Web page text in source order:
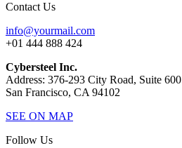
Contact Us
info@yourmail.com
+01 444 888 424
Cybersteel Inc.
Address: 376-293 City Road, Suite 600
San Francisco, CA 94102
SEE ON MAP
Follow Us